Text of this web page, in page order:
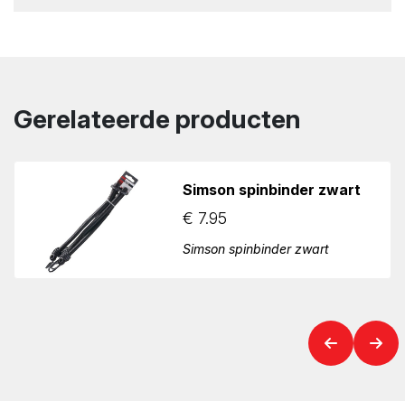
Gerelateerde producten
Simson spinbinder zwart
€ 7.95
Simson spinbinder zwart